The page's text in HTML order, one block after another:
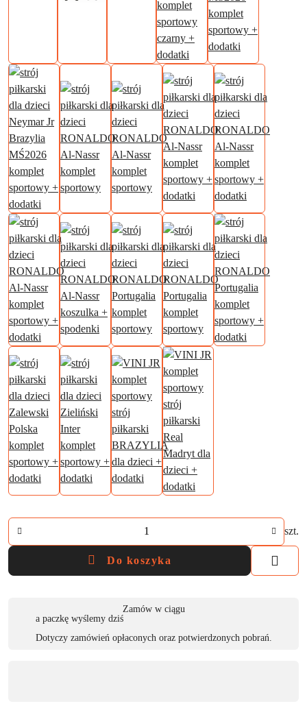
szt.
Do koszyka
płatność
Zamów w ciągu
a paczkę wyślemy dziś
Dotyczy zamówień opłaconych oraz potwierdzonych pobrań.